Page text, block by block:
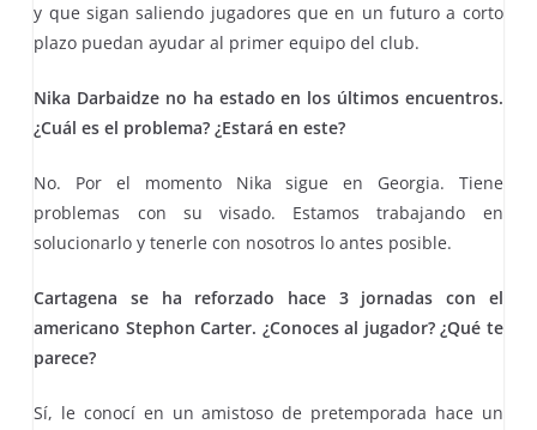
y que sigan saliendo jugadores que en un futuro a corto
plazo puedan ayudar al primer equipo del club.
Nika Darbaidze no ha estado en los últimos encuentros.
¿Cuál es el problema? ¿Estará en este?
No. Por el momento Nika sigue en Georgia. Tiene
problemas con su visado. Estamos trabajando en
solucionarlo y tenerle con nosotros lo antes posible.
Cartagena se ha reforzado hace 3 jornadas con el
americano Stephon Carter. ¿Conoces al jugador? ¿Qué te
parece?
Sí, le conocí en un amistoso de pretemporada hace un